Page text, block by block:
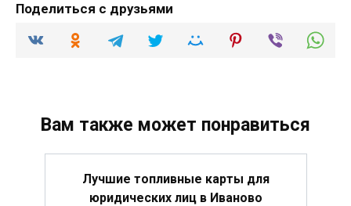
Поделиться с друзьями
Вам также может понравиться
Лучшие топливные карты для
юридических лиц в Иваново